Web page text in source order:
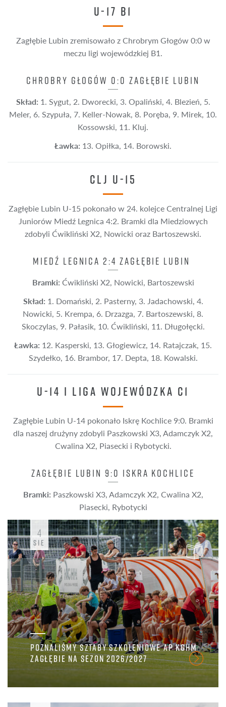
U-17 B1
Zagłębie Lubin zremisowało z Chrobrym Głogów 0:0 w
meczu ligi wojewódzkiej B1.
CHROBRY GŁOGÓW 0:0 ZAGŁĘBIE LUBIN
Skład: 1. Sygut, 2. Dworecki, 3. Opaliński, 4. Blezień, 5.
Meler, 6. Szypuła, 7. Keller-Nowak, 8. Poręba, 9. Mirek, 10.
Kossowski, 11. Kluj.
Ławka: 13. Opiłka, 14. Borowski.
CLJ U-15
Zagłębie Lubin U-15 pokonało w 24. kolejce Centralnej Ligi
Juniorów Miedź Legnica 4:2. Bramki dla Miedziowych
zdobyli Ćwikliński X2, Nowicki oraz Bartoszewski.
MIEDŹ LEGNICA 2:4 ZAGŁĘBIE LUBIN
Bramki: Ćwikliński X2, Nowicki, Bartoszewski
Skład: 1. Domański, 2. Pasterny, 3. Jadachowski, 4.
Nowicki, 5. Krempa, 6. Drzazga, 7. Bartoszewski, 8.
Skoczylas, 9. Pałasik, 10. Ćwikliński, 11. Długołęcki.
Ławka: 12. Kasperski, 13. Głogiewicz, 14. Ratajczak, 15.
Szydełko, 16. Brambor, 17. Depta, 18. Kowalski.
U-14 I LIGA WOJEWÓDZKA C1
Zagłębie Lubin U-14 pokonało Iskrę Kochlice 9:0. Bramki
dla naszej drużyny zdobyli Paszkowski X3, Adamczyk X2,
Cwalina X2, Piasecki i Rybotycki.
ZAGŁĘBIE LUBIN 9:0 ISKRA KOCHLICE
Bramki: Paszkowski X3, Adamczyk X2, Cwalina X2,
Piasecki, Rybotycki
POZNALIŚMY SZTABY SZKOLENIOWE AP KGHM
ZAGŁĘBIE NA SEZON 2026/2027
4
SIE